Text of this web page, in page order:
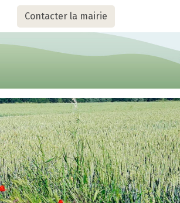
Contacter la mairie